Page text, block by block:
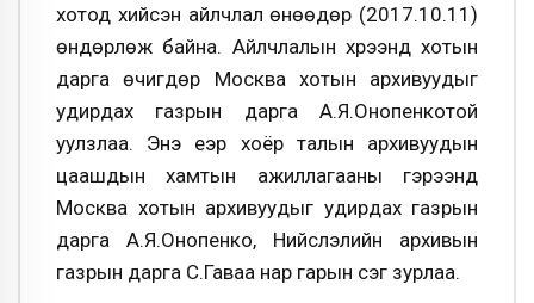
хотод хийсэн айлчлал өнөөдөр (2017.10.11)
өндөрлөж байна. Айлчлалын хүрээнд хотын
дарга өчигдөр Москва хотын архивуудыг
удирдах газрын дарга А.Я.Онопенкотой
уулзлаа. Энэ үеэр хоёр талын архивуудын
цаашдын хамтын ажиллагааны гэрээнд
Москва хотын архивуудыг удирдах газрын
дарга А.Я.Онопенко, Нийслэлийн архивын
газрын дарга С.Гаваа нар гарын үсэг зурлаа.